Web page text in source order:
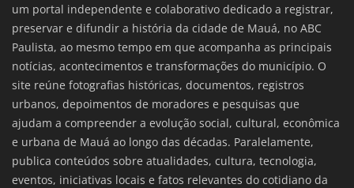
um portal independente e colaborativo dedicado a registrar,
preservar e difundir a história da cidade de Mauá, no ABC
Paulista, ao mesmo tempo em que acompanha as principais
notícias, acontecimentos e transformações do município. O
site reúne fotografias históricas, documentos, registros
urbanos, depoimentos de moradores e pesquisas que
ajudam a compreender a evolução social, cultural, econômica
e urbana de Mauá ao longo das décadas. Paralelamente,
publica conteúdos sobre atualidades, cultura, tecnologia,
eventos, iniciativas locais e fatos relevantes do cotidiano da